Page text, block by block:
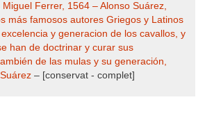
Miguel Ferrer, 1564 – Alonso Suárez,
más famosos autores Griegos y Latinos
y generacion de los cavallos, y
han de doctrinar y curar sus
de las mulas y su generación,
– [conservat - complet]